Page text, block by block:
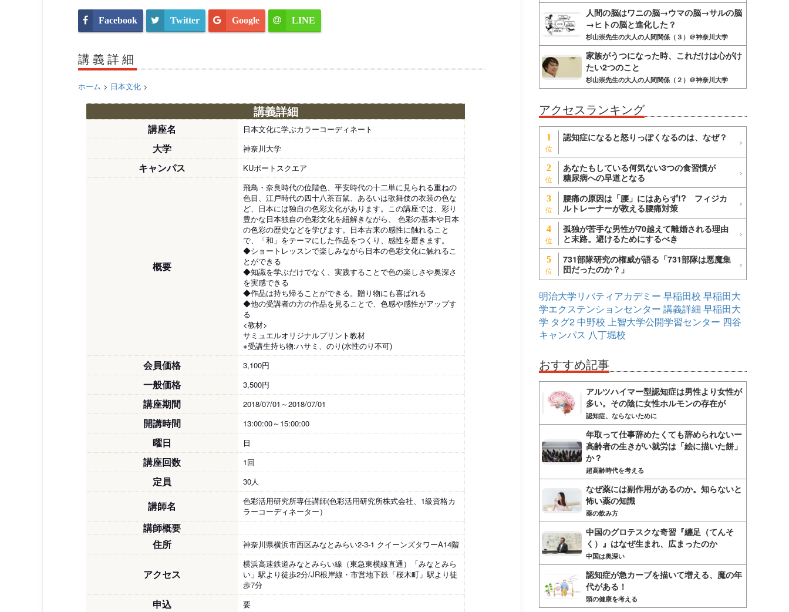
Facebook Twitter Google LINE
講義詳細
ホーム > 日本文化 >
講義詳細
講座名 日本文化に学ぶカラーコーディネート
大学 神奈川大学
キャンパス KUポートスクエア
概要
飛鳥・奈良時代の位階色、平安時代の十二単に見られる重ねの
色目、江戸時代の四十八茶百鼠、あるいは歌舞伎の衣装の色な
ど、日本には独自の色彩文化があります。この講座では、彩り
豊かな日本独自の色彩文化を紐解きながら、 色彩の基本や日本
の色彩の歴史などを学びます。日本古来の感性に触れること
で、「和」をテーマにした作品をつくり、感性を磨きます。
◆ショートレッスンで楽しみながら日本の色彩文化に触れるこ
とができる
◆知識を学ぶだけでなく、実践することで色の楽しさや奥深さ
を実感できる
◆作品は持ち帰ることができる。贈り物にも喜ばれる
◆他の受講者の方の作品を見ることで、色感や感性がアップす
る
<教材>
サミュエルオリジナルプリント教材
※受講生持ち物:ハサミ、のり(水性のり不可)
会員価格 3,100円
一般価格 3,500円
講座期間 2018/07/01～2018/07/01
開講時間 13:00:00～15:00:00
曜日 日
講座回数 1回
定員 30人
講師名
色彩活用研究所専任講師(色彩活用研究所株式会社、1級資格カ
ラーコーディネーター）
講師概要
住所
神奈川県横浜市西区みなとみらい2-3-1 クイーンズタワーA14階
アクセス
横浜高速鉄道みなとみらい線（東急東横線直通）「みなとみら
い」駅より徒歩2分/JR根岸線・市営地下鉄「桜木町」駅より徒
歩7分
申込 要
人間の脳はワニの脳→ウマの脳→サルの脳
→ヒトの脳と進化した？
杉山崇先生の大人の人間関係（３）＠神奈川大学
家族がうつになった時、これだけは心がけ
たい2つのこと
杉山崇先生の大人の人間関係（２）＠神奈川大学
アクセスランキング
1 認知症になると怒りっぽくなるのは、なぜ？
2
あなたもしている何気ない3つの食習慣が
糖尿病への早道となる
3
腰痛の原因は「腰」にはあらず!? フィジカ
ルトレーナーが教える腰痛対策
4
孤独が苦手な男性が70越えて離婚される理由
と末路。避けるためにするべき
5
731部隊研究の権威が語る「731部隊は悪魔集
団だったのか？」
明治大学リバティアカデミー 早稲田校 早稲田大
学エクステンションセンター 講義詳細 早稲田大
学 タグ2 中野校 上智大学公開学習センター 四谷
キャンパス 八丁堀校
おすすめ記事
アルツハイマー型認知症は男性より女性が
多い。その陰に女性ホルモンの存在が
認知症、ならないために
年取って仕事辞めたくても辞められないー
高齢者の生きがい就労は「絵に描いた餅」
か？
超高齢時代を考える
なぜ薬には副作用があるのか。知らないと
怖い薬の知識
薬の飲み方
中国のグロテスクな奇習『纏足（てんそ
く）』はなぜ生まれ、広まったのか
中国は奥深い
認知症が急カーブを描いて増える、魔の年
代がある！
頭の健康を考える